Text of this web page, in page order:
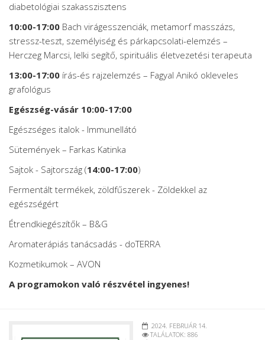
diabetológiai szakasszisztens
10:00-17:00 Bach virágesszenciák, metamorf masszázs,
stressz-teszt, személyiség és párkapcsolati-elemzés –
Herczeg Marcsi, lelki segítő, spirituális életvezetési terapeuta
13:00-17:00 írás-és rajzelemzés – Fagyal Anikó okleveles
grafológus
Egészség-vásár 10:00-17:00
Egészséges italok - Immunellátó
Sütemények – Farkas Katinka
Sajtok - Sajtország (14:00-17:00)
Fermentált termékek, zöldfűszerek - Zöldekkel az
egészségért
Étrendkiegészítők – B&G
Aromaterápiás tanácsadás - doTERRA
Kozmetikumok – AVON
A programokon való részvétel ingyenes!
2024. FEBRUÁR 14.
TALÁLATOK: 886